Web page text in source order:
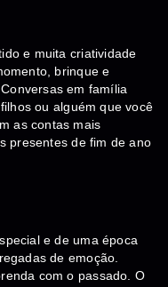
e muita criatividade
brinque e
em família
ou alguém que você
as contas mais
presentes de fim de ano
e de uma época
de emoção.
com o passado. O